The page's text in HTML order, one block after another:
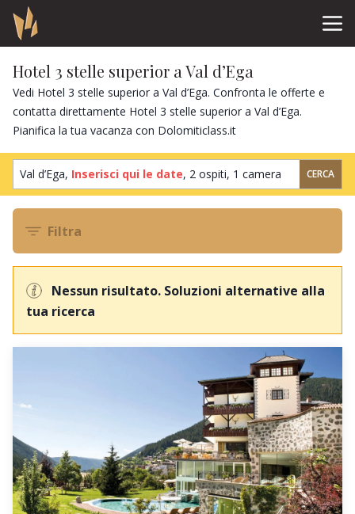
Hotel 3 stelle superior a Val d’Ega
Vedi Hotel 3 stelle superior a Val d’Ega. Confronta le offerte e
contatta direttamente Hotel 3 stelle superior a Val d’Ega.
Pianifica la tua vacanza con Dolomiticlass.it
Val d’Ega, Inserisci qui le date, 2 ospiti, 1 camera CERCA
Filtra
Nessun risultato. Soluzioni alternative alla
tua ricerca